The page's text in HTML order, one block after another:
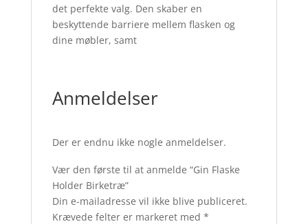
det perfekte valg. Den skaber en
beskyttende barriere mellem flasken og
dine møbler, samt
Anmeldelser
Der er endnu ikke nogle anmeldelser.
Vær den første til at anmelde “Gin Flaske
Holder Birketræ”
Din e-mailadresse vil ikke blive publiceret.
Krævede felter er markeret med *